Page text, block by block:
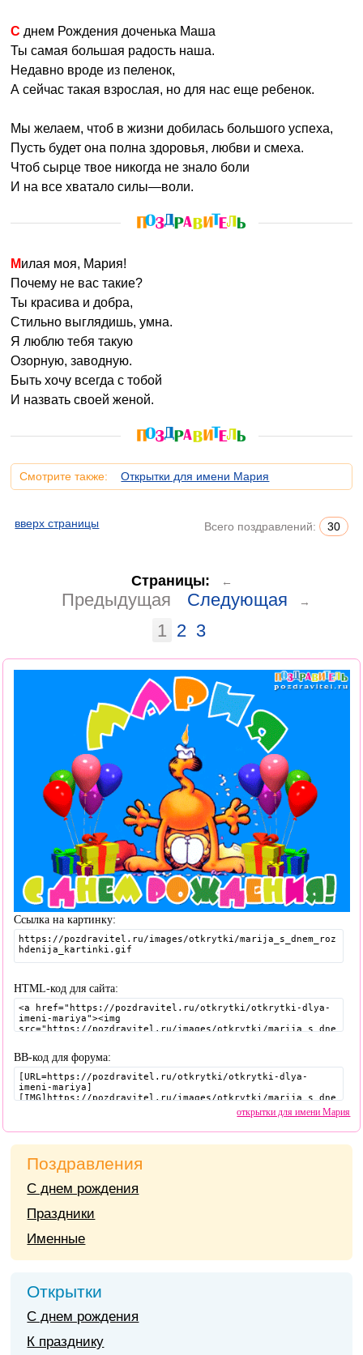
С днем Рождения доченька Маша
Ты самая большая радость наша.
Недавно вроде из пеленок,
А сейчас такая взрослая, но для нас еще ребенок.
Мы желаем, чтоб в жизни добилась большого успеха,
Пусть будет она полна здоровья, любви и смеха.
Чтоб сырце твое никогда не знало боли
И на все хватало силы—воли.
Милая моя, Мария!
Почему не вас такие?
Ты красива и добра,
Стильно выглядишь, умна.
Я люблю тебя такую
Озорную, заводную.
Быть хочу всегда с тобой
И назвать своей женой.
Смотрите также: Открытки для имени Мария
вверх страницы Всего поздравлений: 30
Страницы: ←
Предыдущая Следующая →
1 2 3
Ссылка на картинку:
HTML-код для сайта:
BB-код для форума:
открытки для имени Мария
Поздравления
С днем рождения
Праздники
Именные
Открытки
С днем рождения
К празднику